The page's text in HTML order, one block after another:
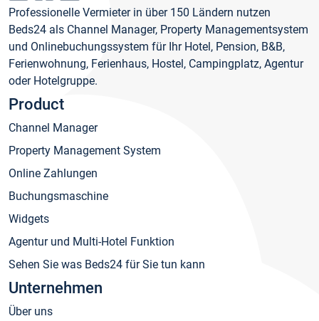
Professionelle Vermieter in über 150 Ländern nutzen
Beds24 als Channel Manager, Property Managementsystem
und Onlinebuchungssystem für Ihr Hotel, Pension, B&B,
Ferienwohnung, Ferienhaus, Hostel, Campingplatz, Agentur
oder Hotelgruppe.
Product
Channel Manager
Property Management System
Online Zahlungen
Buchungsmaschine
Widgets
Agentur und Multi-Hotel Funktion
Sehen Sie was Beds24 für Sie tun kann
Unternehmen
Über uns